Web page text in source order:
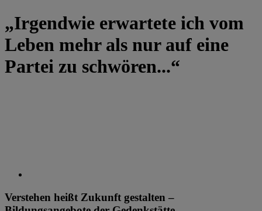
„Irgendwie erwartete ich vom
Leben mehr als nur auf eine
Partei zu schwören...“
Verstehen heißt Zukunft gestalten –